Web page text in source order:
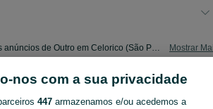
Navegue pelos últimos anúncios de Outro em Celorico (São Pedro E Santa Maria) E Vila Boa Do Mondego no OLX Portugal. Compre e venda produtos locais com facilidade e segurança. Mostrar
nos com a sua privacidade
447 armazenamos e/ou acedemos a